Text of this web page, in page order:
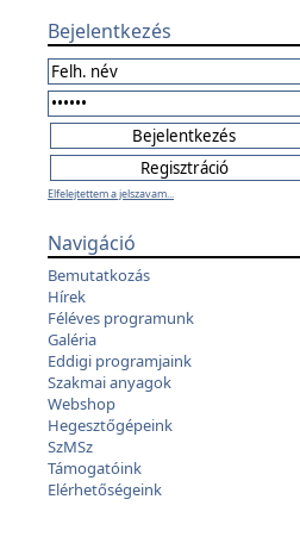
Bejelentkezés
Elfelejtettem a jelszavam...
Navigáció
Bemutatkozás
Hírek
Féléves programunk
Galéria
Eddigi programjaink
Szakmai anyagok
Webshop
Hegesztőgépeink
SzMSz
Támogatóink
Elérhetőségeink